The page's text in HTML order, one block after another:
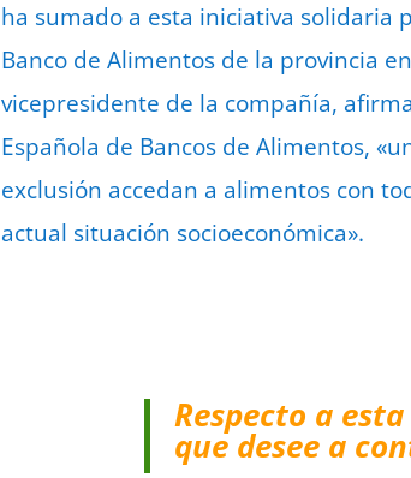
ha sumado a esta iniciativa solidaria
Banco de Alimentos de la provincia
vicepresidente de la compañía,
Española de Bancos de Alimentos,
exclusión accedan a alimentos con
actual situación socioeconómica».
Respecto a
que desee a